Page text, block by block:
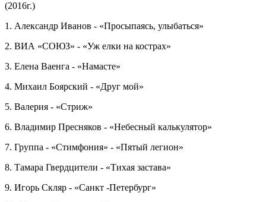
(2016г.)
1. Александр Иванов - «Просыпаясь, улыбаться»
2. ВИА «СОЮЗ» - «Уж елки на кострах»
3. Елена Ваенга - «Намасте»
4. Михаил Боярский - «Друг мой»
5. Валерия - «Стриж»
6. Владимир Пресняков - «Небесный калькулятор»
7. Группа - «Стимфония» - «Пятый легион»
8. Тамара Гвердцители - «Тихая застава»
9. Игорь Скляр - «Санкт -Петербург»